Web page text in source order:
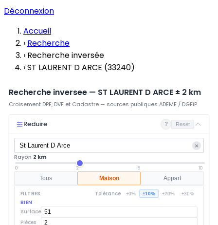
Déconnexion
Accueil
› Recherche
› Recherche inversée
›ST LAURENT D ARCE (33240)
Recherche inversee — ST LAURENT D ARCE ± 2 km
Croisement DPE, DVF et Cadastre — sources publiques ADEME / DGFiP
Reduire ? Reset
×
Rayon 2 km
0 2 5 10
Tous Maison Appart
FILTRES Tolérance ±0% ±10% ±20% ±30%
BIEN
Surface
Pièces